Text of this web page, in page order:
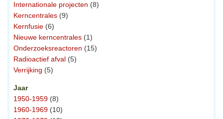
Internationale projecten (8)
Kerncentrales (9)
Kernfusie (6)
Nieuwe kerncentrales (1)
Onderzoeksreactoren (15)
Radioactief afval (5)
Verrijking (5)
Jaar
1950-1959 (8)
1960-1969 (10)